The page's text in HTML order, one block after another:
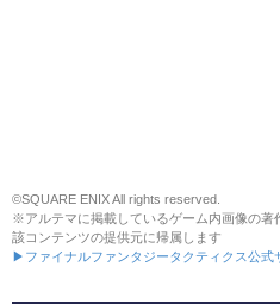
©SQUARE ENIX All rights reserved.
※アルテマに掲載しているゲーム内画像の著
該コンテンツの提供元に帰属します
▶ファイナルファンタジータクティクス公式